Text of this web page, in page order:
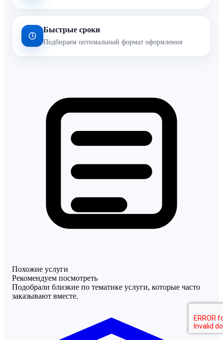
Быстрые сроки
Подбираем оптимальный формат оформления
Похожие услуги
Рекомендуем посмотреть
Подобрали близкие по тематике услуги, которые часто
заказывают вместе.